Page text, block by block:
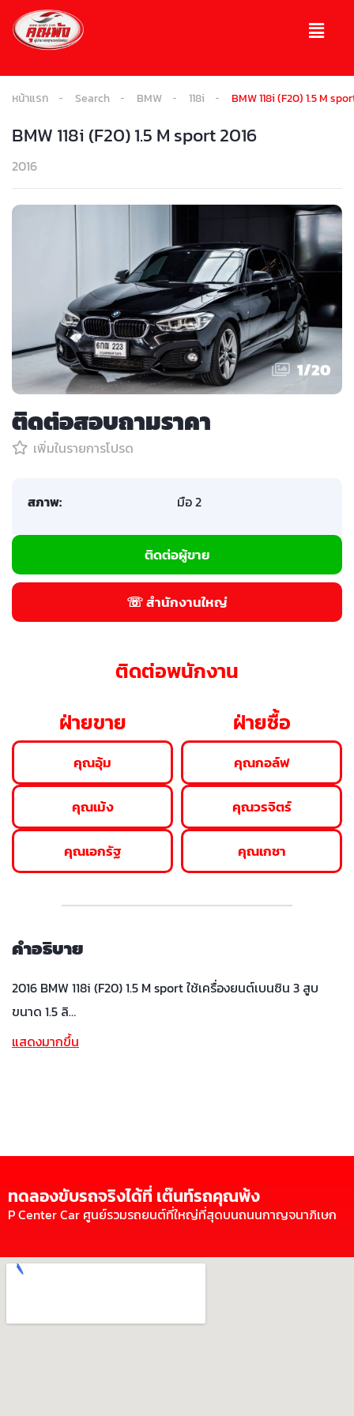
หน้าแรก Search BMW 118i BMW 118i (F20) 1.5 M
BMW 118i (F20) 1.5 M sport 2016
2016
1/20
ติดต่อสอบถามราคา
เพิ่มในรายการโปรด
สภาพ: มือ 2
ติดต่อผู้ขาย
☏ สำนักงานใหญ่
ติดต่อพนักงาน
ฝ่ายขาย
คุณอุ้ม
คุณเม้ง
คุณเอกรัฐ
ฝ่ายซื้อ
คุณกอล์ฟ
คุณวรจิตร์
คุณเกชา
คำอธิบาย
2016 BMW 118i (F20) 1.5 M sport ใช้เครื่องยนต์เบนซิน 3 สูบ
ขนาด 1.5 ลิ…
แสดงมากขึ้น
ทดลองขับรถจริงได้ที่ เต๊นท์รถคุณพ้ง
P Center Car ศูนย์รวมรถยนต์ที่ใหญ่ที่สุดบนถนนกาญจนาภิเษก